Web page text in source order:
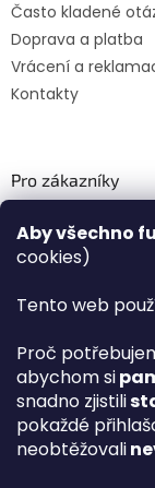
Aby všechno
cookies)
Tento web
Proč
abychom si
snadno zjistili
pokaždé
neobtěžovali
Často kladené
Doprava a platba
Vrácení a
Kontakty
Pro zákazníky
Recenze ✅
Věrnostní program
Plaza.cz slevové
Registrace
Přihlášení
PLAZA B2B™
Vyhledávač